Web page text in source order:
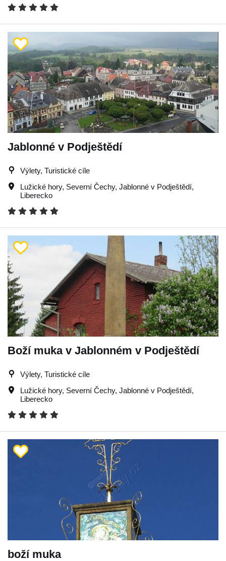
Jablonné v Podještědí
Výlety, Turistické cíle
Lužické hory, Severní Čechy, Jablonné v Podještědí,
Liberecko
Boží muka v Jablonném v Podještědí
Výlety, Turistické cíle
Lužické hory, Severní Čechy, Jablonné v Podještědí,
Liberecko
boží muka